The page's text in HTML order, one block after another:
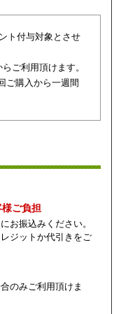
ト付与対象とさせ
ご利用頂けます。
ご購入から一週間
ご負担
お振込みください。
ジットか代引きをご
のみご利用頂けま